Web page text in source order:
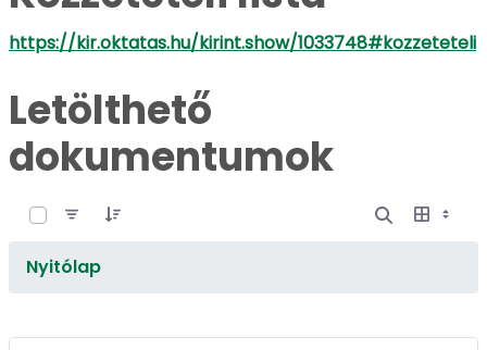
https://kir.oktatas.hu/kirint.show/1033748#kozzeteteli
Letölthető
dokumentumok
Nyitólap